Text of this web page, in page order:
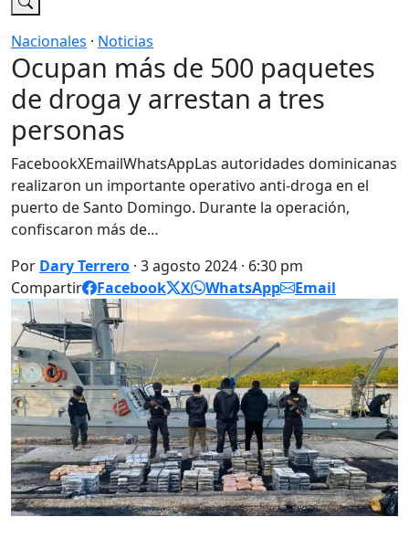
Nacionales · Noticias
Ocupan más de 500 paquetes
de droga y arrestan a tres
personas
FacebookXEmailWhatsAppLas autoridades dominicanas
realizaron un importante operativo anti-droga en el
puerto de Santo Domingo. Durante la operación,
confiscaron más de…
Por Dary Terrero · 3 agosto 2024 · 6:30 pm
Compartir
Facebook X WhatsApp Email